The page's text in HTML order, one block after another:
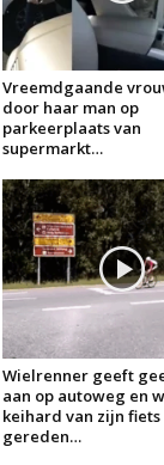
Vreemdgaande
door haar man op
parkeerplaats van
supermarkt…
Wielrenner geeft
aan op autoweg en
keihard van zijn fiets
gereden…